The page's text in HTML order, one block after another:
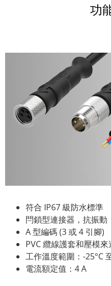
功
符合 IP67 級防水標準
閂鎖型連接器，抗振動
A 型編碼 (3 或 4 引腳)
PVC 纜線護套和壓模
工作溫度範圍：-25°C
電流額定值：4 A